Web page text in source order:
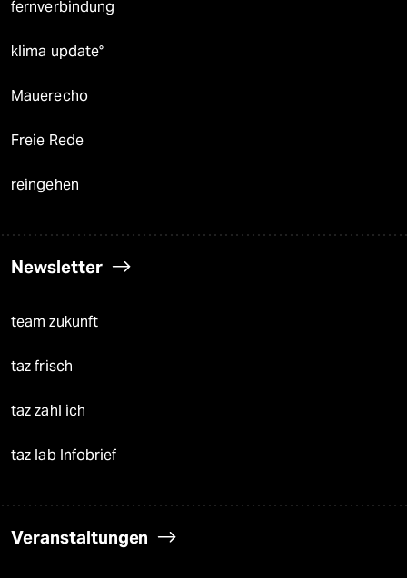
fernverbindung
klima update°
Mauerecho
Freie Rede
reingehen
Newsletter
team zukunft
taz frisch
taz zahl ich
taz lab Infobrief
Veranstaltungen